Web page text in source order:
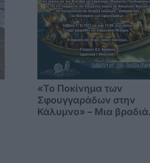
«Το Ποκίνημα των
Σφουγγαράδων στην
Κάλυμνο» – Μια βραδιά